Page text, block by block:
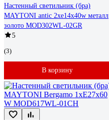
Настенный светильник (бра)
MAYTONI antic 2хe14x40w металл
золото MOD302WL-02GR
5
(3)
В корзину